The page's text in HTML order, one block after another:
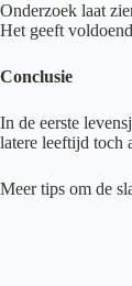
Onderzoek laat
Het geeft
Conclusie
In de eerste
latere leeftijd toch
Meer tips om de